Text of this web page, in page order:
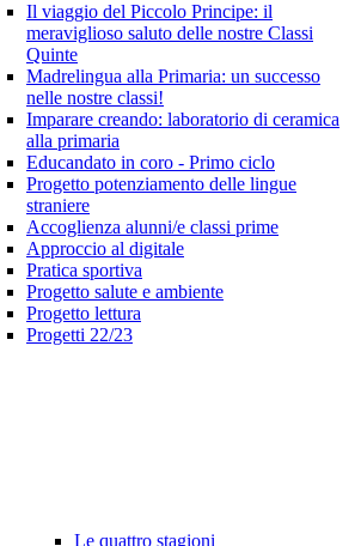
Il viaggio del Piccolo Principe: il
meraviglioso saluto delle nostre Classi
Quinte
Madrelingua alla Primaria: un successo
nelle nostre classi!
Imparare creando: laboratorio di ceramica
alla primaria
Educandato in coro - Primo ciclo
Progetto potenziamento delle lingue
straniere
Accoglienza alunni/e classi prime
Approccio al digitale
Pratica sportiva
Progetto salute e ambiente
Progetto lettura
Progetti 22/23
Le quattro stagioni